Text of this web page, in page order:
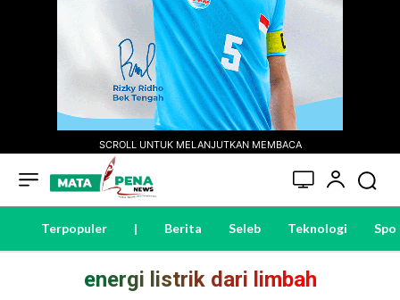
SCROLL UNTUK MELANJUTKAN MEMBACA
Terpopuler | Berita Seleb Teknologi
energi listrik dari limbah